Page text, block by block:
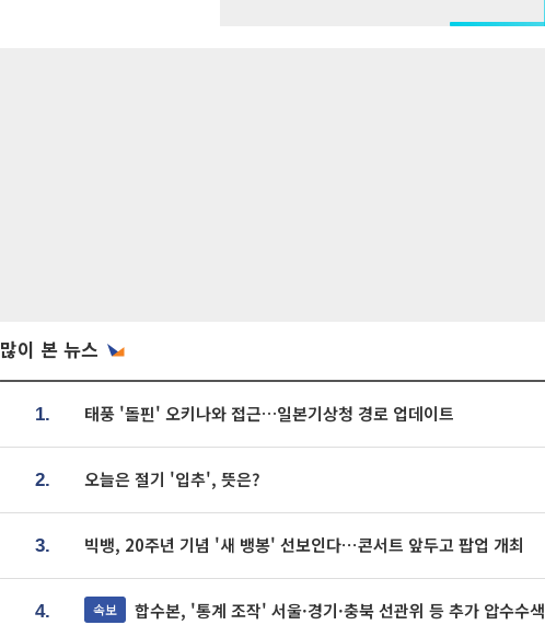
많이 본 뉴스
1. 태풍 '돌핀' 오키나와 접근…일본기상청 경로 업데이트
2. 오늘은 절기 '입추', 뜻은?
3. 빅뱅, 20주년 기념 '새 뱅봉' 선보인다⋯콘서트 앞두고 팝업 개최
4. 속보 합수본, '통계 조작' 서울·경기·충북 선관위 등 추가 압수수색